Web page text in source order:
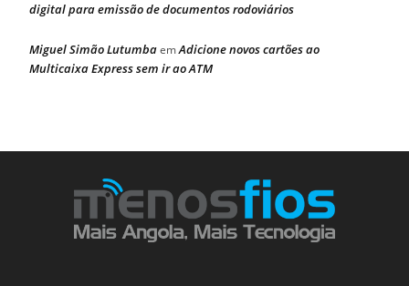
digital para emissão de documentos rodoviários
Miguel Simão LutumbaemAdicione novos cartões ao
Multicaixa Express sem ir ao ATM